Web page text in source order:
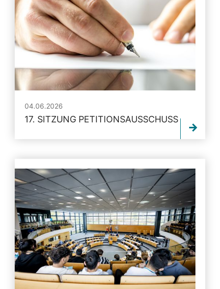
04.06.2026
17. SITZUNG PETITIONSAUSSCHUSS